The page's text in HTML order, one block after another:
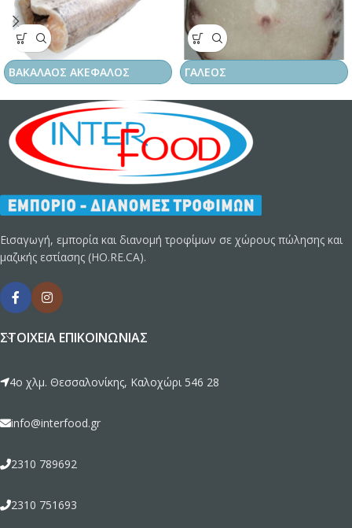
ΒΑΚΑΛΑΟΣ ΑΚΕΦΑΛΟΣ ΓΑΛΕΟΣ
Εισαγωγή, εμπορία και διανομή τροφίμων σε χώρους πώλησης και
μαζικής εστίασης (HO.RE.CA).
ΣΤΟΙΧΕΊΑ ΕΠΙΚΟΙΝΩΝΊΑΣ
4ο χλμ. Θεσσαλονίκης, Καλοχώρι 546 28
info@interfood.gr
2310 789692
2310 751693